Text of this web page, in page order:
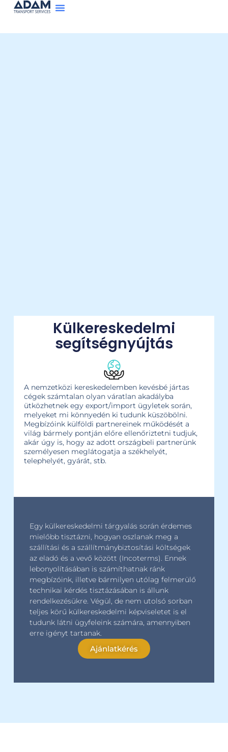
Külkereskedelmi
segítségnyújtás
A nemzetközi kereskedelemben kevésbé jártas
cégek számtalan olyan váratlan akadályba
ütközhetnek egy export/import ügyletek során,
melyeket mi könnyedén ki tudunk küszöbölni.
Megbízóink külföldi partnereinek működését a
világ bármely pontján előre ellenőriztetni tudjuk,
akár úgy is, hogy az adott országbeli partnerünk
személyesen meglátogatja a székhelyét,
telephelyét, gyárát, stb.
Egy külkereskedelmi tárgyalás során érdemes
mielőbb tisztázni, hogyan oszlanak meg a
szállítási és a szállítmánybiztosítási költségek
az eladó és a vevő között (Incoterms). Ennek
lebonyolításában is számíthatnak ránk
megbízóink, illetve bármilyen utólag felmerülő
technikai kérdés tisztázásában is állunk
rendelkezésükre. Végül, de nem utolsó sorban
teljes körű külkereskedelmi képviseletet is el
tudunk látni ügyfeleink számára, amennyiben
erre igényt tartanak.
Ajánlatkérés